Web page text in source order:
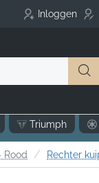
Inloggen
Triumph
Rood Rechter